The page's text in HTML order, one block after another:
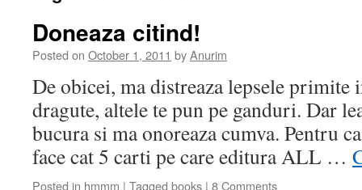
Doneaza citind!
Posted on October 1, 2011 byAnurim
De obicei, ma distreaza lepsele primite
dragute, altele te pun pe ganduri. Dar
bucura si ma onoreaza cumva. Pentru
face cat 5 carti pe care editura ALL …
Posted in hmmm | Tagged books | 8 Comments